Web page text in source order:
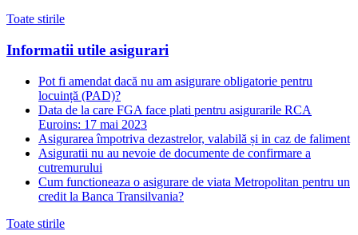
Toate stirile
Informatii utile asigurari
Pot fi amendat dacă nu am asigurare obligatorie pentru
locuință (PAD)?
Data de la care FGA face plati pentru asigurarile RCA
Euroins: 17 mai 2023
Asigurarea împotriva dezastrelor, valabilă și in caz de faliment
Asiguratii nu au nevoie de documente de confirmare a
cutremurului
Cum functioneaza o asigurare de viata Metropolitan pentru un
credit la Banca Transilvania?
Toate stirile